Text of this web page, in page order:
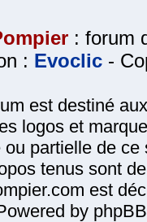
: forum
: Evoclic -
est destiné
logos et
ou partielle de
tenus sont
est
by